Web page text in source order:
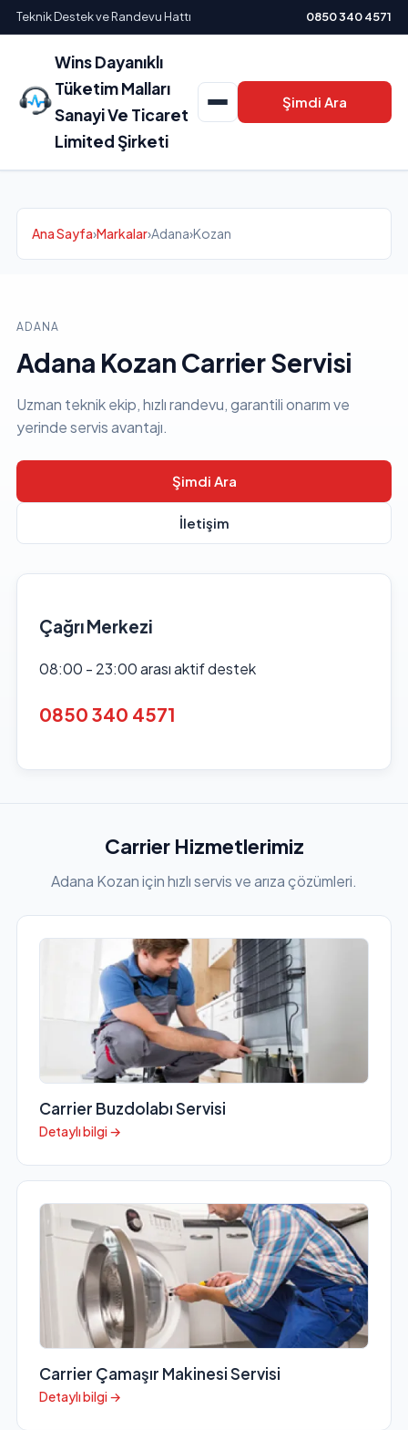
Teknik Destek ve Randevu Hattı 0850 340 4571
Wins Dayanıklı
Tüketim Malları
Sanayi Ve Ticaret
Limited Şirketi
Şimdi Ara
Ana Sayfa›Markalar›Adana›Kozan
ADANA
Adana Kozan Carrier Servisi
Uzman teknik ekip, hızlı randevu, garantili onarım ve
yerinde servis avantajı.
Şimdi Ara
İletişim
Çağrı Merkezi
08:00 - 23:00 arası aktif destek
0850 340 4571
Carrier Hizmetlerimiz
Adana Kozan için hızlı servis ve arıza çözümleri.
Carrier Buzdolabı Servisi
Detaylı bilgi →
Carrier Çamaşır Makinesi Servisi
Detaylı bilgi →